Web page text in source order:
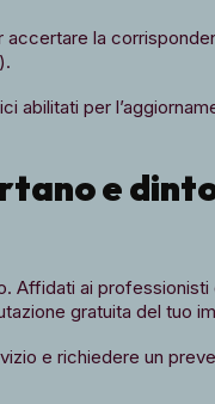
accertare la
abilitati per
e
Affidati ai professionisti
gratuita del tuo
e richiedere un